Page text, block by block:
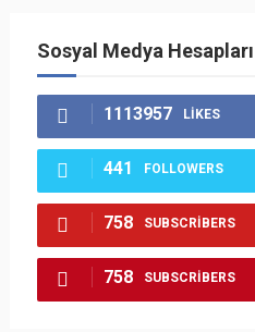
Sosyal Medya Hesapları
1113957 LIKES
441 FOLLOWERS
758 SUBSCRIBERS
758 SUBSCRIBERS